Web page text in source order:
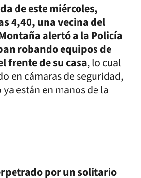
de este miércoles,
4,40, una vecina del
alertó a la Policía
robando equipos de
frente de su casa, lo cual
en cámaras de seguridad,
están en manos de la
por un solitario